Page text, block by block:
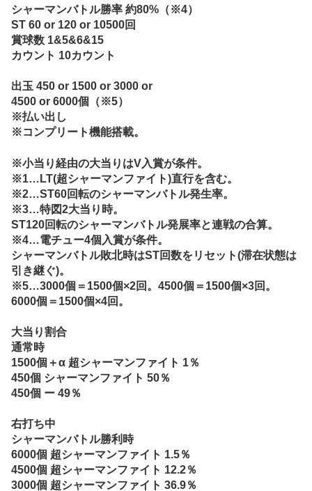
シャーマンバトル勝率 約80%（※4）
ST 60 or 120 or 10500回
賞球数 1&5&6&15
カウント 10カウント
出玉 450 or 1500 or 3000 or
4500 or 6000個（※5）
※払い出し
※コンプリート機能搭載。
※小当り経由の大当りはV入賞が条件。
※1…LT(超シャーマンファイト)直行を含む。
※2…ST60回転のシャーマンバトル発生率。
※3…特図2大当り時。
ST120回転のシャーマンバトル発展率と連戦の合算。
※4…電チュー4個入賞が条件。
シャーマンバトル敗北時はST回数をリセット(滞在状態は
引き継ぐ)。
※5…3000個＝1500個×2回。4500個＝1500個×3回。
6000個＝1500個×4回。
大当り割合
通常時
1500個＋α 超シャーマンファイト 1％
450個 シャーマンファイト 50％
450個 ー 49％
右打ち中
シャーマンバトル勝利時
6000個 超シャーマンファイト 1.5％
4500個 超シャーマンファイト 12.2％
3000個 超シャーマンファイト 36.9％